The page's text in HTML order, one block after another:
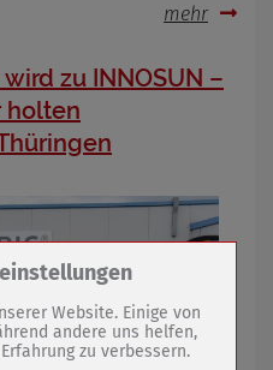
mehr
wird zu INNOSUN –
holten
notwendige Cookies /
Cookie
Website. Einige von
andere uns helfen,
zu verbessern.